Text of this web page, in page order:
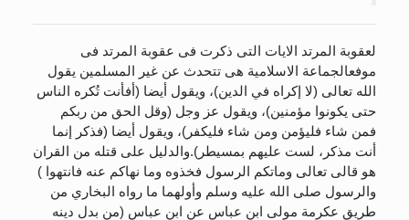
لعقوبة المرتد الايات التى ذكرت فى عقوبة المرتد فى
موفعالجماعة الاسلامية هى تتحدث عن غير المسلمين يقول
الله تعالى (لا إكراه في الدين)، ويقول أيضا (أفأنت تُكره الناس
حتى يكونوا مؤمنين)، ويقول عز وجل (وقل الحق من ربكم
فمن شاء فليؤمن ومن شاء فليكفر)، ويقول أيضا (فذكر إنما
أنت مذكر، لست عليهم بمسيطر).والدليل على قتله من القران
هو قالى تعالى وماتكم الرسول فخذوه وما نهاكم عنه فانتهوا )
والرسول صلى الله عليه وسلم وأولهما ما رواه البخاري من
طريق عكرمة مولى ابن عباس عن ابن عباس (من بدل دينه